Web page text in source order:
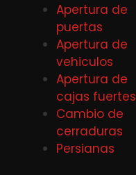
Apertura de
puertas
Apertura de
vehiculos
Apertura de
cajas fuertes
Cambio de
cerraduras
Persianas